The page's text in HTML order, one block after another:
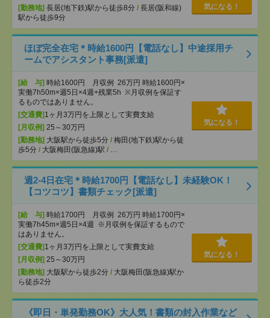
[勤務地] 長居(地下鉄)駅から徒歩8分 / 長居(阪和線)
駅から徒歩9分
気になる！
ほぼ完全在宅＊時給1600円【電話なし】中途採用チ
ームでアシスタント事務[派遣]
[給 与] 時給1600円 月収例 26万円 時給1600円×
実働7h50m×週5日×4週+残業5h ※月収例を保証す
るものではありません。
[交通費] 1ヶ月3万円を上限として実費支給
[月収例] 25～30万円
[勤務地] 大阪駅から徒歩5分 / 梅田(地下鉄)駅から徒
歩5分 / 大阪梅田(阪急線)駅 / …
気になる！
週2-4日在宅＊時給1700円【電話なし】未経験OK！
【コツコツ】書類チェック[派遣]
[給 与] 時給1700円 月収例 26万円 時給1700円×
実働7h45m×週5日×4週 ※月収例を保証するもので
はありません。
[交通費] 1ヶ月3万円を上限として実費支給
[月収例] 25～30万円
[勤務地] 大阪駅から徒歩2分 / 大阪梅田(阪急線)駅か
ら徒歩2分
気になる！
《即日・単発勤務OK》大人気！書類の封入作業など